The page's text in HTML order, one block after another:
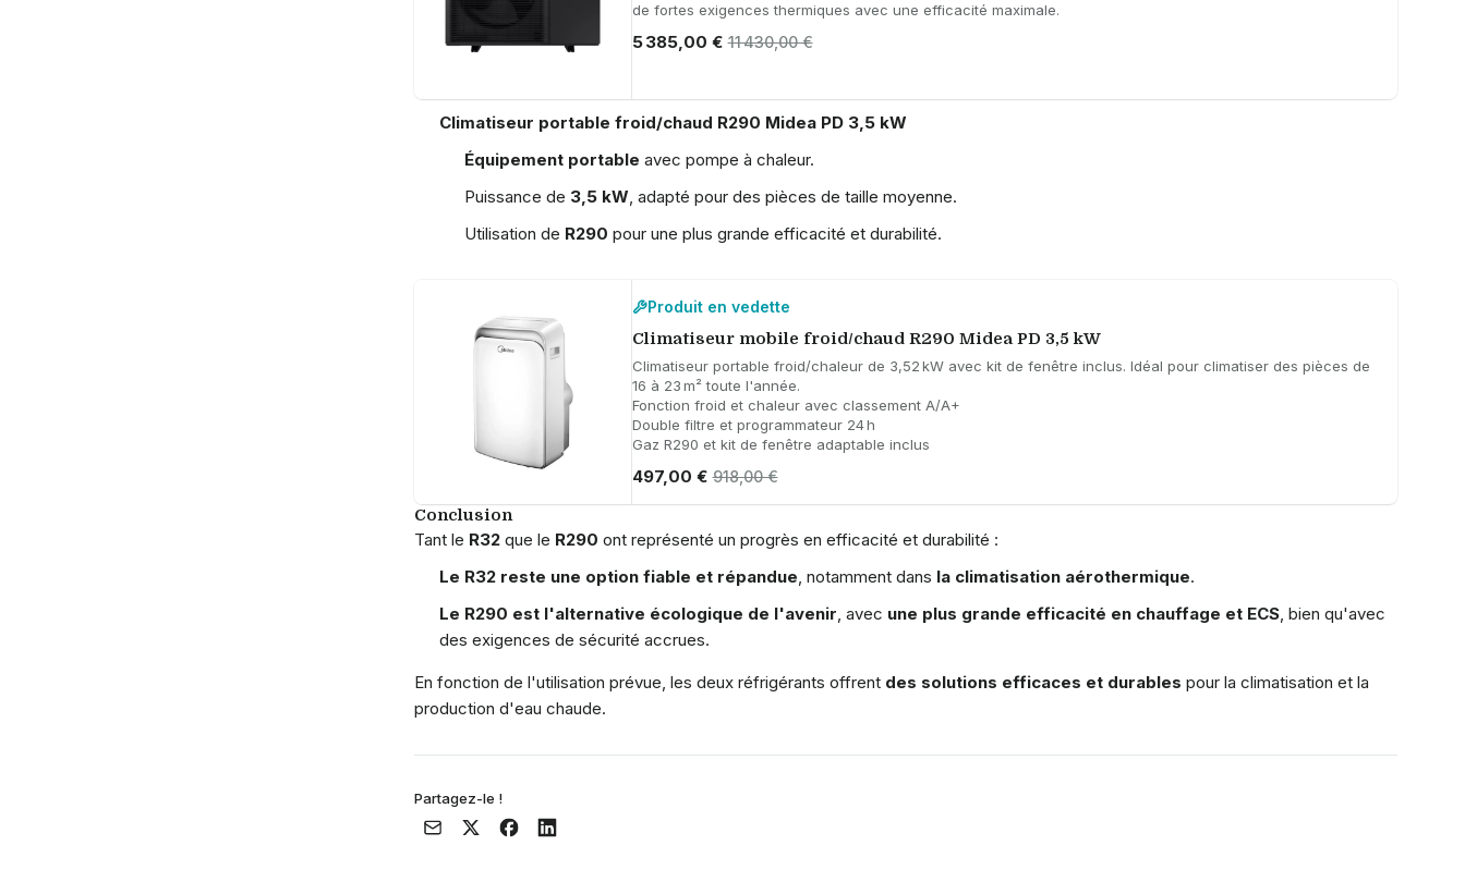
de fortes exigences thermiques avec une efficacité maximale.
5 385,00 € 11 430,00 €
Climatiseur portable froid/chaud R290 Midea PD 3,5 kW
Équipement portable avec pompe à chaleur.
Puissance de 3,5 kW, adapté pour des pièces de taille moyenne.
Utilisation de R290 pour une plus grande efficacité et durabilité.
Produit en vedette
Climatiseur mobile froid/chaud R290 Midea PD 3,5 kW
Climatiseur portable froid/chaleur de 3,52 kW avec kit de fenêtre inclus. Idéal pour climatiser des pièces de
16 à 23 m² toute l'année.
Fonction froid et chaleur avec classement A/A+
Double filtre et programmateur 24 h
Gaz R290 et kit de fenêtre adaptable inclus
497,00 € 918,00 €
Conclusion
Tant le R32que le R290 ont représenté un progrès en efficacité et durabilité :
Le R32 reste une option fiable et répandue, notamment dans la climatisation aérothermique.
Le R290 est l'alternative écologique de l'avenir, avec une plus grande efficacité en chauffage et ECS, bien qu'avec
des exigences de sécurité accrues.
En fonction de l'utilisation prévue, les deux réfrigérants offrent des solutions efficaces et durables pour la climatisation et la
production d'eau chaude.
Partagez-le !